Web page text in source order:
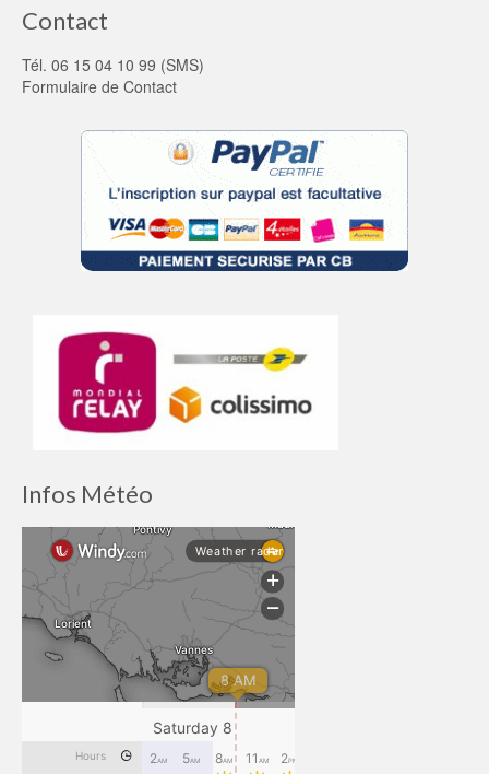
Contact
Tél. 06 15 04 10 99 (SMS)
Formulaire de Contact
Infos Météo